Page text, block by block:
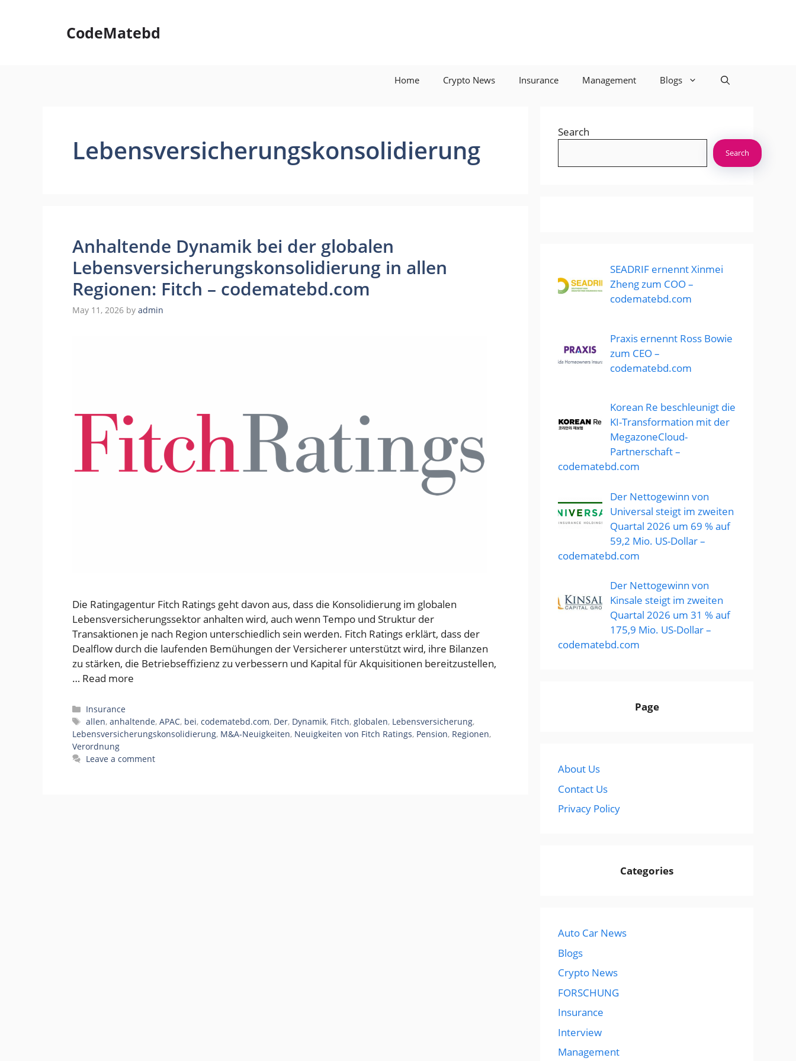
CodeMatebd
Home Crypto News Insurance Management Blogs
Lebensversicherungskonsolidierung
Anhaltende Dynamik bei der globalen
Lebensversicherungskonsolidierung in allen
Regionen: Fitch – codematebd.com
May 11, 2026 by admin
Die Ratingagentur Fitch Ratings geht davon aus, dass die Konsolidierung im globalen
Lebensversicherungssektor anhalten wird, auch wenn Tempo und Struktur der
Transaktionen je nach Region unterschiedlich sein werden. Fitch Ratings erklärt, dass der
Dealflow durch die laufenden Bemühungen der Versicherer unterstützt wird, ihre Bilanzen
zu stärken, die Betriebseffizienz zu verbessern und Kapital für Akquisitionen bereitzustellen,
… Read more
Categories
Insurance
Tags
allen,anhaltende,APAC, bei,codematebd.com, Der, Dynamik, Fitch,globalen, Lebensversicherung,
Lebensversicherungskonsolidierung, M&A-Neuigkeiten, Neuigkeiten von Fitch Ratings, Pension, Regionen,
Verordnung
Leave a comment
Search
Search
SEADRIF ernennt Xinmei
Zheng zum COO –
codematebd.com
Praxis ernennt Ross Bowie
zum CEO –
codematebd.com
Korean Re beschleunigt die
KI-Transformation mit der
MegazoneCloud-
Partnerschaft –
codematebd.com
Der Nettogewinn von
Universal steigt im zweiten
Quartal 2026 um 69 % auf
59,2 Mio. US-Dollar –
codematebd.com
Der Nettogewinn von
Kinsale steigt im zweiten
Quartal 2026 um 31 % auf
175,9 Mio. US-Dollar –
codematebd.com
Page
About Us
Contact Us
Privacy Policy
Categories
Auto Car News
Blogs
Crypto News
FORSCHUNG
Insurance
Interview
Management